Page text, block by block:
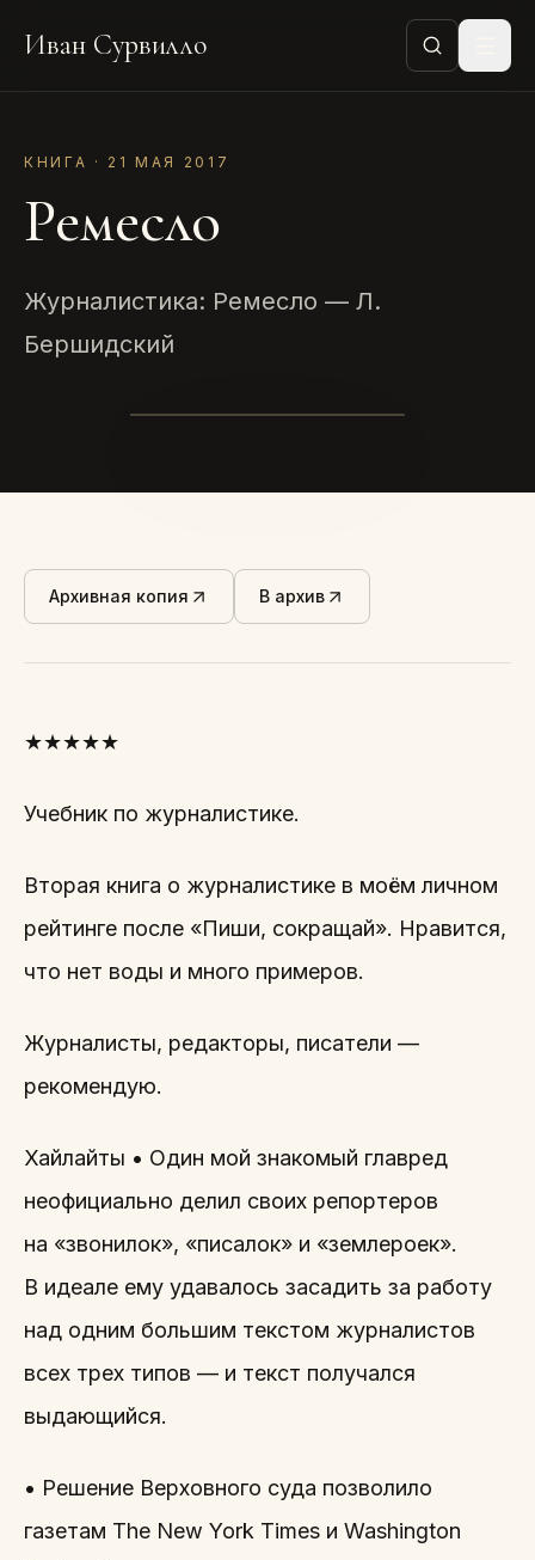
Иван Сурвилло
КНИГА · 21 МАЯ 2017
Ремесло
Журналистика: Ремесло — Л.
Бершидский
Архивная копия В архив
★★★★★
Учебник по журналистике.
Вторая книга о журналистике в моём личном
рейтинге после «Пиши, сокращай». Нравится,
что нет воды и много примеров.
Журналисты, редакторы, писатели —
рекомендую.
Хайлайты • Один мой знакомый главред
неофициально делил своих репортеров
на «звонилок», «писалок» и «землероек».
В идеале ему удавалось засадить за работу
над одним большим текстом журналистов
всех трех типов — и текст получался
выдающийся.
• Решение Верховного суда позволило
газетам The New York Times и Washington